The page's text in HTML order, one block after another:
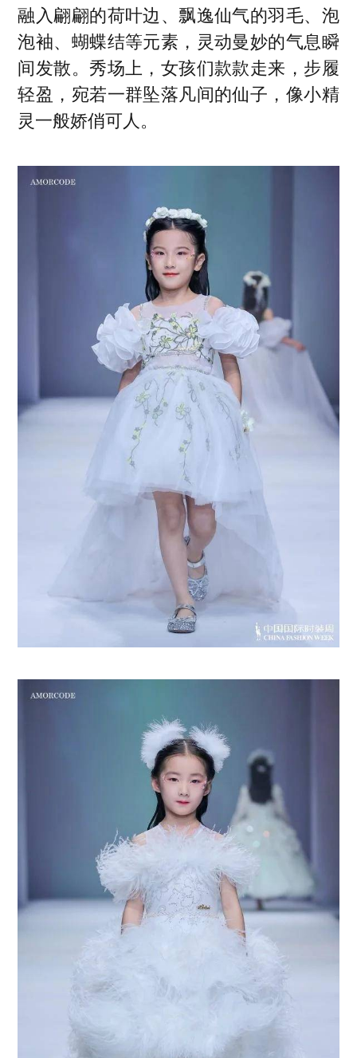
融入翩翩的荷叶边、飘逸仙气的羽毛、泡
泡袖、蝴蝶结等元素，灵动曼妙的气息瞬
间发散。秀场上，女孩们款款走来，步履
轻盈，宛若一群坠落凡间的仙子，像小精
灵一般娇俏可人。